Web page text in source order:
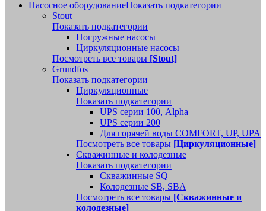
Насосное оборудованиеПоказать подкатегории
Stout
Показать подкатегории
Погружные насосы
Циркуляционные насосы
Посмотреть все товары [Stout]
Grundfos
Показать подкатегории
Циркуляционные
Показать подкатегории
UPS серии 100, Alpha
UPS серии 200
Для горячей воды COMFORT, UP, UPA
Посмотреть все товары [Циркуляционные]
Скважинные и колодезные
Показать подкатегории
Скважинные SQ
Колодезные SB, SBA
Посмотреть все товары [Скважинные и
колодезные]